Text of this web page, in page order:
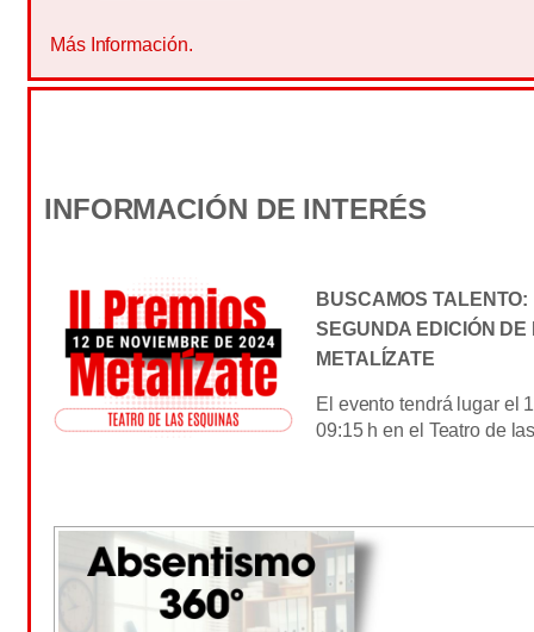
Más Información.
INFORMACIÓN DE INTERÉS
BUSCAMOS
SEGUNDA EDICIÓN DE
METALÍZATE
El evento tendrá lugar el
09:15 h en el Teatro de